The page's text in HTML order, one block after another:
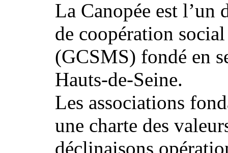
La Canopée est l’un
de coopération
(GCSMS) fondé en
Hauts-de-Seine.
Les associations
une charte des
déclinaisons